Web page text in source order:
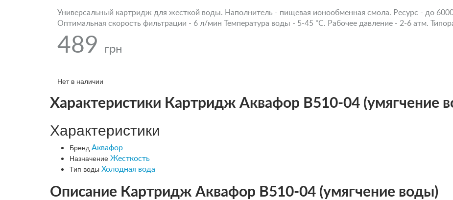
Универсальный картридж для жесткой воды. Наполнитель - пищевая ионообменная смола. Ресурс - до
Оптимальная скорость фильтрации - 6 л/мин Температура воды - 5-45 °С. Рабочее давление - 2-6 атм.
489 грн
Нет в наличии
Характеристики Картридж Аквафор В510-04 (умягчение
Характеристики
Бренд Аквафор
Назначение Жесткость
Тип воды Холодная вода
Описание Картридж Аквафор В510-04 (умягчение воды)